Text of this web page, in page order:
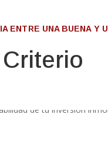
ENTRE UNA BUENA Y